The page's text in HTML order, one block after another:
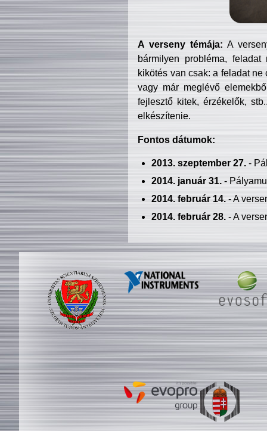
A verseny témája: A
bármilyen probléma, feladat
kikötés van csak: a feladat
vagy már meglévő
fejlesztő kitek, érzékelők,
elkészítenie.
Fontos dátumok:
2013. szeptember 27.-
2014. január 31.-
2014. február 14.- A
2014. február 28.- A